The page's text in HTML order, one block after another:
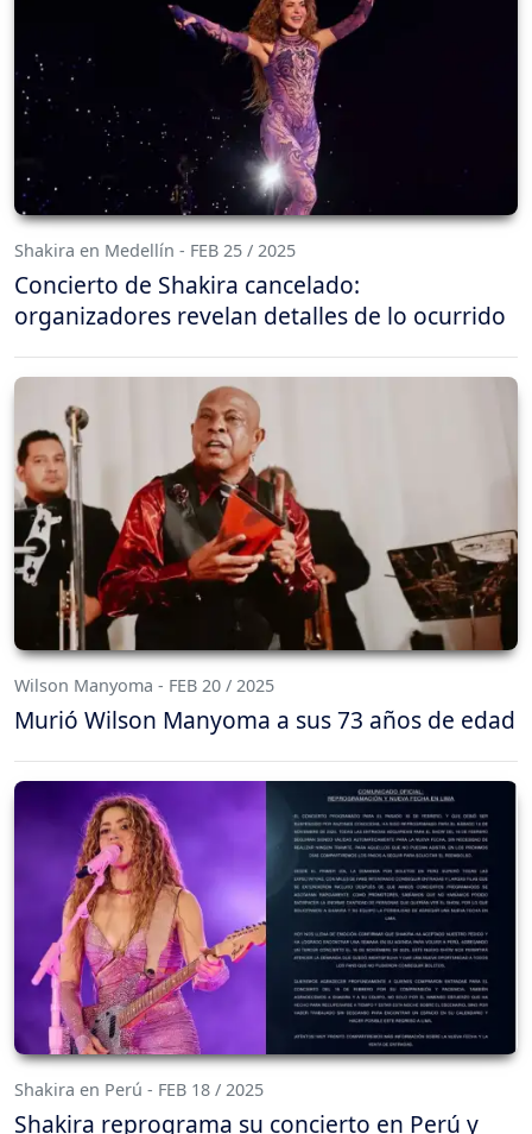
Shakira en Medellín - FEB 25 / 2025
Concierto de Shakira cancelado:
organizadores revelan detalles de lo ocurrido
Wilson Manyoma - FEB 20 / 2025
Murió Wilson Manyoma a sus 73 años de edad
Shakira en Perú - FEB 18 / 2025
Shakira reprograma su concierto en Perú y